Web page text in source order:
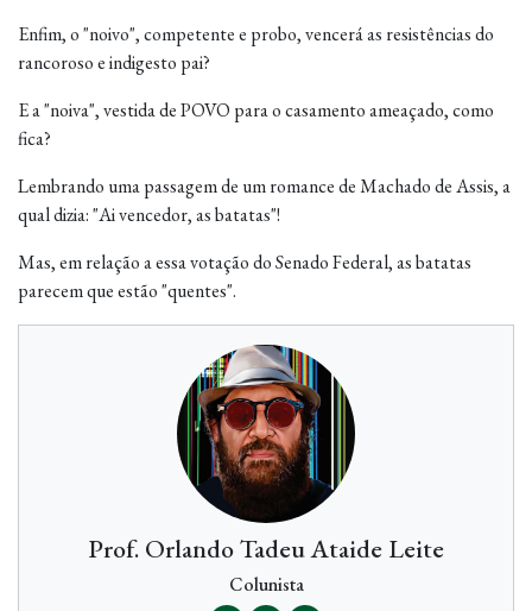
Enfim, o "noivo", competente e probo, vencerá as resistências do
rancoroso e indigesto pai?
E a "noiva", vestida de POVO para o casamento ameaçado, como
fica?
Lembrando uma passagem de um romance de Machado de Assis, a
qual dizia: "Ai vencedor, as batatas"!
Mas, em relação a essa votação do Senado Federal, as batatas
parecem que estão "quentes".
Prof. Orlando Tadeu Ataide Leite
Colunista